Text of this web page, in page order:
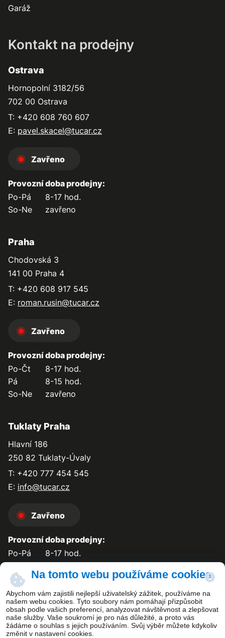
Na tomto webu používáme cookies
Abychom vám zajistili nejlepší uživatelský zážitek, používáme na
našem webu cookies. Tyto soubory nám pomáhají přizpůsobit
obsah podle vašich preferencí, analyzovat návštěvnost a zlepšovat
naše služby. Vaše soukromí je pro nás důležité, a proto vás
žádáme o souhlas s jejich používáním. Svůj výběr můžete kdykoliv
změnit v nastavení cookies.
Garáž
Kontakt na prodejny
Ostrava
Hornopolní 3182/56
702 00 Ostrava
T: +420 608 760 607
E: pavel.skacel@tucar.cz
Zavřeno
Provozní doba prodejny:
Po-Pá
8-17 hod.
So-Ne
zavřeno
Praha
Chodovská 3
141 00 Praha 4
T: +420 608 917 545
E: roman.rusin@tucar.cz
Zavřeno
Provozní doba prodejny:
Po-Čt
8-17 hod.
Pá
8-15 hod.
So-Ne
zavřeno
Tuklaty Praha
Hlavní 186
250 82 Tuklaty-Úvaly
T: +420 777 454 545
E: info@tucar.cz
Zavřeno
Provozní doba prodejny:
Po-Pá
8-17 hod.
So-Ne
zavřeno
Kontakt